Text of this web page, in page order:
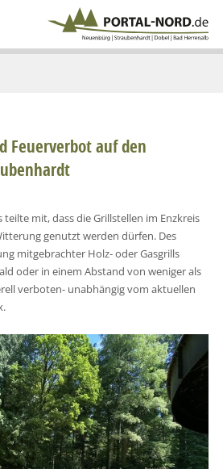
Feuerverbot auf den
teilte mit, dass die Grillstellen im Enzkreis
genutzt werden dürfen. Des
mitgebrachter Holz- oder Gasgrills
oder in einem Abstand von weniger als
verboten- unabhängig vom aktuellen